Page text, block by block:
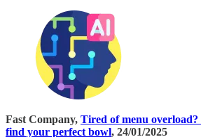
Fast Company, Tired of menu overload?
find your perfect bowl, 24/01/2025